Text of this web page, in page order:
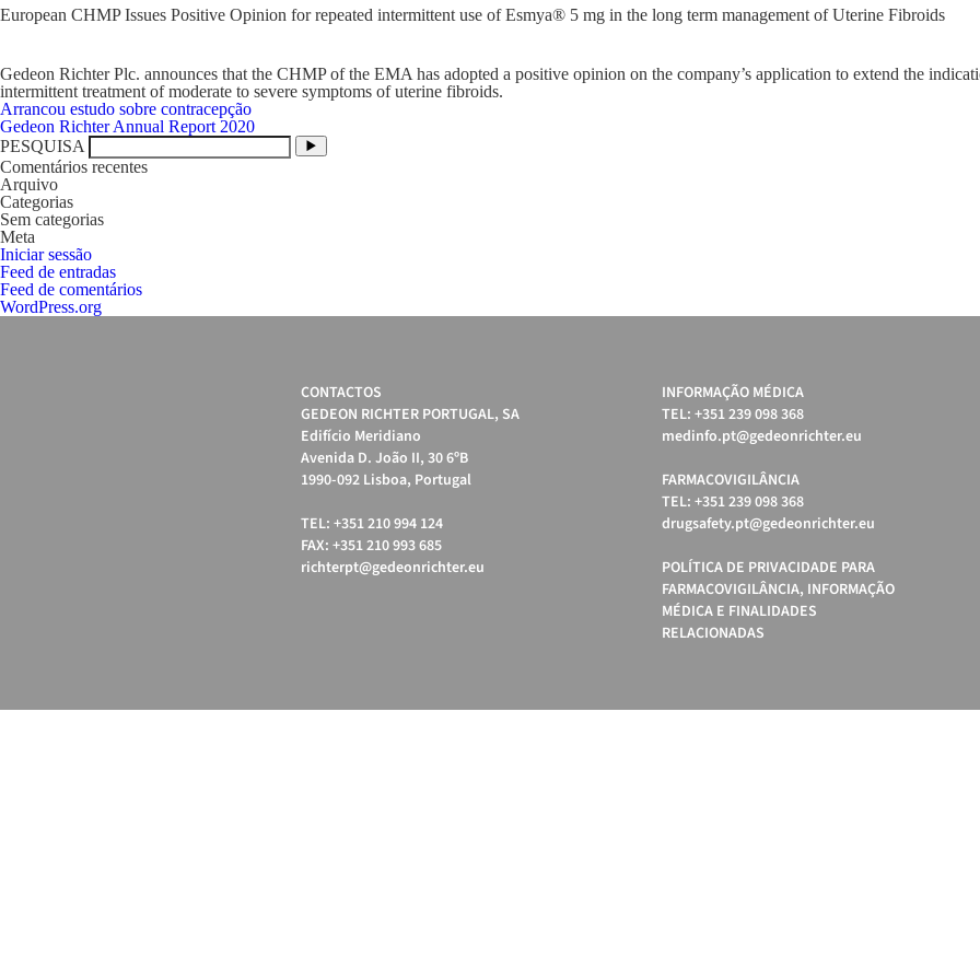
European CHMP Issues Positive Opinion for repeated intermittent use of Esmya® 5 mg in the long term management of Uterine Fibroids
Gedeon Richter Plc. announces that the CHMP of the EMA has adopted a positive opinion on the company’s application to extend the
intermittent treatment of moderate to severe symptoms of uterine fibroids.
Navegação
de
artigos
Arrancou estudo sobre contracepção
Gedeon Richter Annual Report 2020
PESQUISA
Comentários recentes
Arquivo
Categorias
Sem categorias
Meta
Iniciar sessão
Feed de entradas
Feed de comentários
WordPress.org
CONTACTOS
GEDEON RICHTER PORTUGAL, SA
Edifício Meridiano
Avenida D. João II, 30 6ºB
1990-092 Lisboa, Portugal
TEL: +351 210 994 124
FAX: +351 210 993 685
richterpt@gedeonrichter.eu
INFORMAÇÃO MÉDICA
TEL: +351 239 098 368
medinfo.pt@gedeonrichter.eu
FARMACOVIGILÂNCIA
TEL: +351 239 098 368
drugsafety.pt@gedeonrichter.eu
POLÍTICA DE PRIVACIDADE PARA
FARMACOVIGILÂNCIA, INFORMAÇÃO
MÉDICA E FINALIDADES
RELACIONADAS